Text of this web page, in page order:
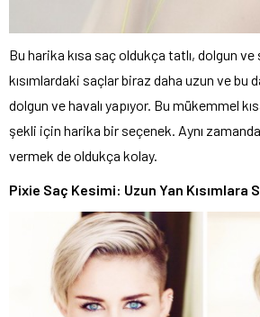
Bu harika kısa saç oldukça tatlı, dolgun ve
kısımlardaki saçlar biraz daha uzun ve bu
dolgun ve havalı yapıyor. Bu mükemmel
şekli için harika bir seçenek. Aynı
vermek de oldukça kolay.
Pixie Saç Kesimi: Uzun Yan Kısımlara